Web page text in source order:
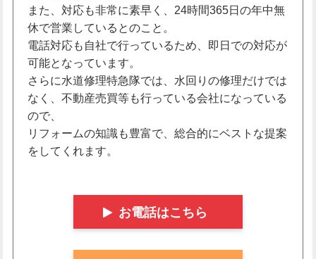
また、対応も非常に素早く、24時間365日の年中無
休で営業しているとのこと。
電話対応も自社で行っているため、即日での対応が
可能となっています。
さらに水道修理特急隊では、水回りの修理だけでは
なく、不動産売買等も行っている会社になっている
ので、
リフォームの知識も豊富で、総合的にベストな提案
をしてくれます。
お電話はこちら